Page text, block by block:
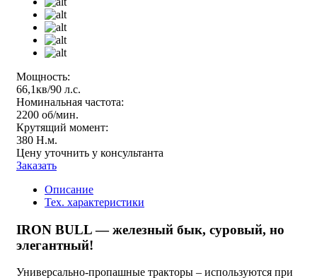
Мощность:
66,1кв/90 л.с.
Номинальная частота:
2200 об/мин.
Крутящий момент:
380 Н.м.
Цену уточнить у консультанта
Заказать
Описание
Тех. характеристики
IRON BULL — железный бык, суровый, но
элегантный!
Универсально-пропашные тракторы – используются при